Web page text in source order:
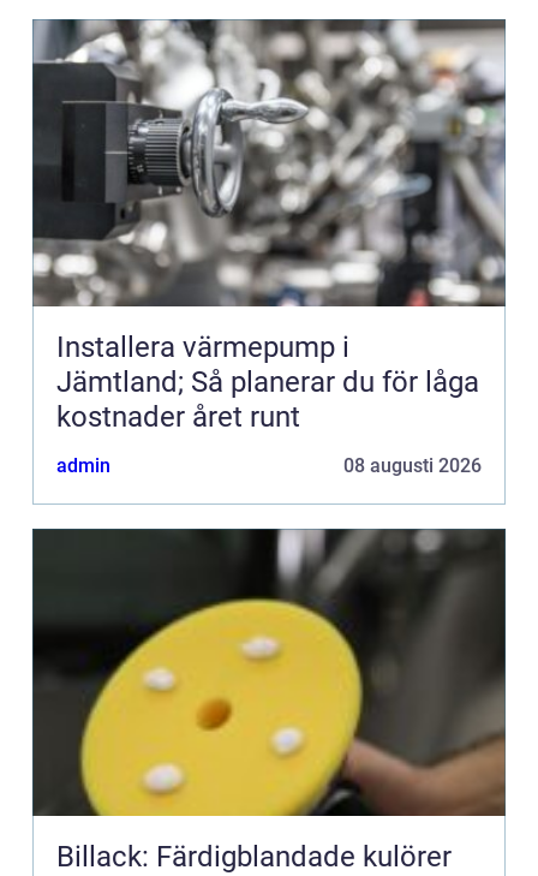
Installera värmepump i
Jämtland; Så planerar du för låga
kostnader året runt
admin 08 augusti 2026
Billack: Färdigblandade kulörer